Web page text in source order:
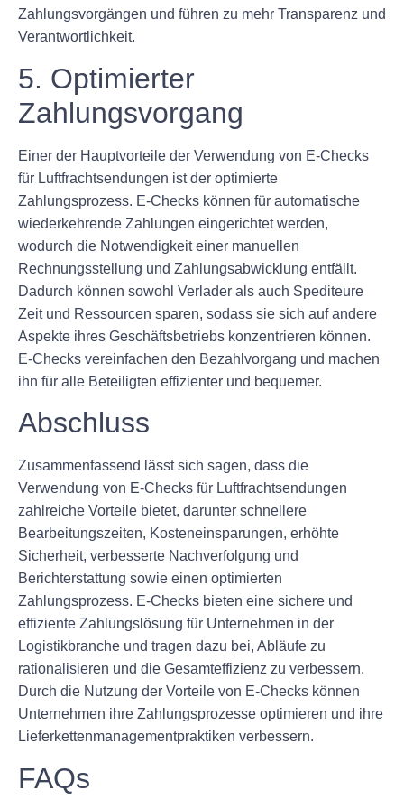
Zahlungsvorgängen und führen zu mehr Transparenz und
Verantwortlichkeit.
5. Optimierter
Zahlungsvorgang
Einer der Hauptvorteile der Verwendung von E-Checks
für Luftfrachtsendungen ist der optimierte
Zahlungsprozess. E-Checks können für automatische
wiederkehrende Zahlungen eingerichtet werden,
wodurch die Notwendigkeit einer manuellen
Rechnungsstellung und Zahlungsabwicklung entfällt.
Dadurch können sowohl Verlader als auch Spediteure
Zeit und Ressourcen sparen, sodass sie sich auf andere
Aspekte ihres Geschäftsbetriebs konzentrieren können.
E-Checks vereinfachen den Bezahlvorgang und machen
ihn für alle Beteiligten effizienter und bequemer.
Abschluss
Zusammenfassend lässt sich sagen, dass die
Verwendung von E-Checks für Luftfrachtsendungen
zahlreiche Vorteile bietet, darunter schnellere
Bearbeitungszeiten, Kosteneinsparungen, erhöhte
Sicherheit, verbesserte Nachverfolgung und
Berichterstattung sowie einen optimierten
Zahlungsprozess. E-Checks bieten eine sichere und
effiziente Zahlungslösung für Unternehmen in der
Logistikbranche und tragen dazu bei, Abläufe zu
rationalisieren und die Gesamteffizienz zu verbessern.
Durch die Nutzung der Vorteile von E-Checks können
Unternehmen ihre Zahlungsprozesse optimieren und ihre
Lieferkettenmanagementpraktiken verbessern.
FAQs